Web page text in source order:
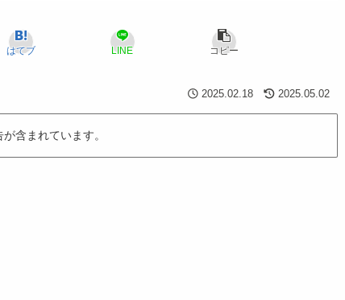
はてブ LINE コピー
2025.02.18 2025.05.02
含まれています。